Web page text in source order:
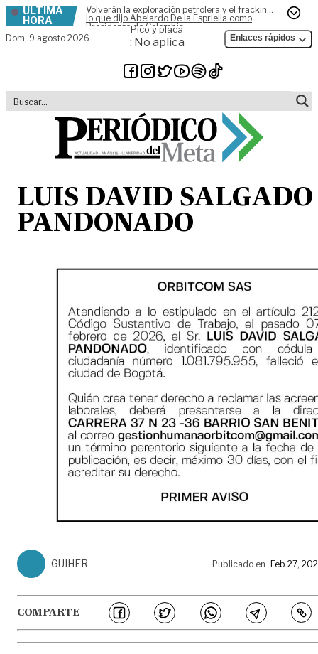
Skip to content
ÚLTIMA
HORA
Volverán la exploración petrolera y el fracking,
lo que dijo Abelardo De la Espriella como
Presidente de Colombia
Dom, 9 agosto 2026
Pico y placa
: No aplica Enlaces rápidos
LUIS DAVID SALGADO
PANDONADO
GUIHER Publicado en Feb 27,
COMPARTE